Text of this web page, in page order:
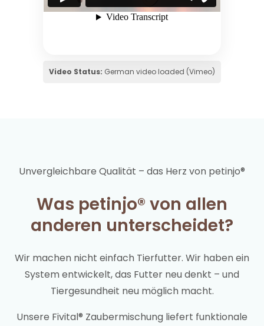
Video Status: German video loaded (Vimeo)
Unvergleichbare Qualität – das Herz von petinjo®
Was petinjo® von allen
anderen unterscheidet?
Wir machen nicht einfach Tierfutter. Wir haben ein
System entwickelt, das Futter neu denkt – und
Tiergesundheit neu möglich macht.
Unsere Fivital® Zaubermischung liefert funktionale